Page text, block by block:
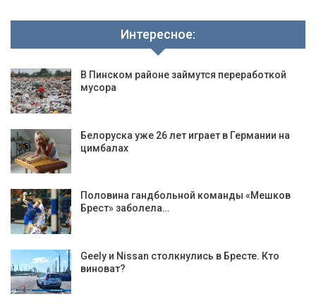
Интересное:
В Пинском районе займутся переработкой
мусора
Белоруска уже 26 лет играет в Германии на
цимбалах
Половина гандбольной команды «Мешков
Брест» заболела…
Geely и Nissan столкнулись в Бресте. Кто
виноват?